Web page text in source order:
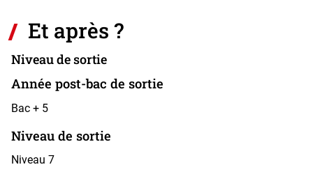
Et après ?
Niveau de sortie
Année post-bac de sortie
Bac + 5
Niveau de sortie
Niveau 7